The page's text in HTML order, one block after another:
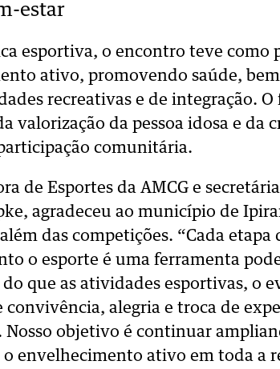
estar
esportiva, o encontro teve
ativo, promovendo saúde,
recreativas e de integração.
valorização da pessoa idosa e da
comunitária.
de Esportes da AMCG e
agradeceu ao município de
das competições. “Cada
o esporte é uma ferramenta
que as atividades esportivas, o
convivência, alegria e troca de
objetivo é continuar
envelhecimento ativo em toda a